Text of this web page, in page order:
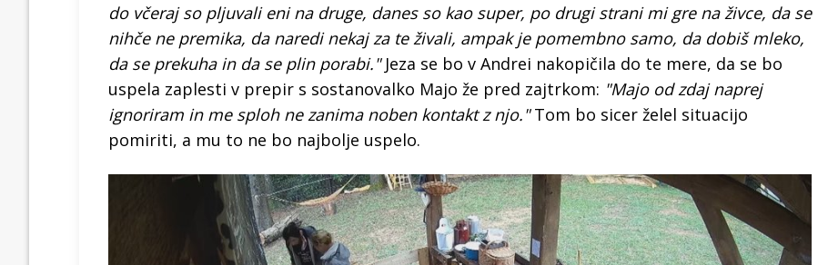
do včeraj so pljuvali eni na druge, danes so kao super, po drugi strani mi gre na živce, da se
nihče ne premika, da naredi nekaj za te živali, ampak je pomembno samo, da dobiš mleko,
da se prekuha in da se plin porabi."Jeza se bo v Andrei nakopičila do te mere, da se bo
uspela zaplesti v prepir s sostanovalko Majo že pred zajtrkom: "Majo od zdaj naprej
ignoriram in me sploh ne zanima noben kontakt z njo."Tom bo sicer želel situacijo
pomiriti, a mu to ne bo najbolje uspelo.